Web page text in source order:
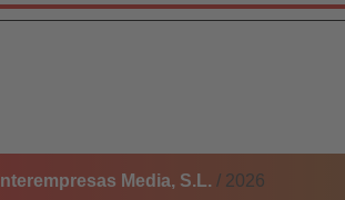
Interempresas Media, S.L. / 2026